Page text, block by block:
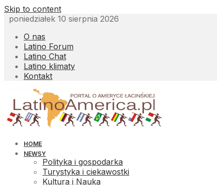
Skip to content
poniedziałek 10 sierpnia 2026
O nas
Latino Forum
Latino Chat
Latino klimaty
Kontakt
HOME
NEWSY
Polityka i gospodarka
Turystyka i ciekawostki
Kultura i Nauka